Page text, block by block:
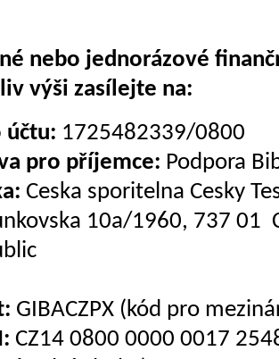
nebo jednorázové
výši zasílejte na:
účtu: 1725482339/0800
pro příjemce: Podpora
Ceska sporitelna Cesky
10a/1960, 737 01
GIBACZPX (kód pro
CZ14 0800 0000 0017